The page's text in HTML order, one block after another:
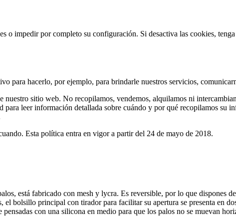
o impedir por completo su configuración. Si desactiva las cookies,
para hacerlo, por ejemplo, para brindarle nuestros servicios,
nuestro sitio web. No recopilamos, vendemos, alquilamos ni
leer información detallada sobre cuándo y por qué recopilamos su
Esta política entra en vigor a partir del 24 de mayo de 2018.
está fabricado con mesh y lycra. Es reversible, por lo que dispones
bolsillo principal con tirador para facilitar su apertura se presenta en
con una silicona en medio para que los palos no se muevan